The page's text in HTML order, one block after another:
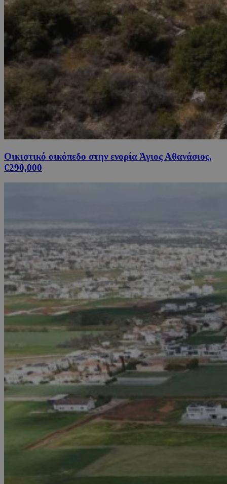
Οικιστικό οικόπεδο στην ενορία Άγιος Αθανάσιος,
€290,000